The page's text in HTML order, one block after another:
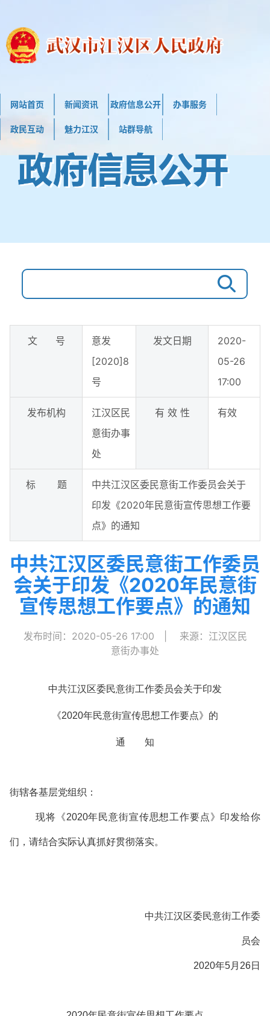
网站首页 新闻资讯 政府信息公开 办事服务
政民互动 魅力江汉 站群导航
文 号
意发
[2020]8
号
发文日期
2020-
05-26
17:00
发布机构
江汉区民
意街办事
处
有 效 性 有效
标 题
中共江汉区委民意街工作委员会关于
印发《2020年民意街宣传思想工作要
点》的通知
中共江汉区委民意街工作委员
会关于印发《2020年民意街
宣传思想工作要点》的通知
发布时间：2020-05-26 17:00
来源：江汉区民
意街办事处
中共江汉区委民意街工作委员会关于印发
《2020年民意街宣传思想工作要点》的
通 知
街辖各基层党组织：
现将《2020年民意街宣传思想工作要点》印发给你
们，请结合实际认真抓好贯彻落实。
中共江汉区委民意街工作委
员会
2020年5月26日